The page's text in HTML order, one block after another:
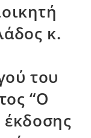
κ.
του
“Ο